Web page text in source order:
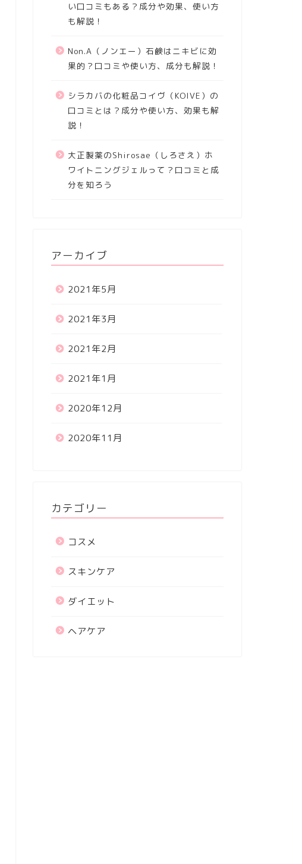
い口コミもある？成分や効果、使い方
も解説！
Non.A（ノンエー）石鹸はニキビに効
果的？口コミや使い方、成分も解説！
シラカバの化粧品コイヴ（KOIVE）の
口コミとは？成分や使い方、効果も解
説！
大正製薬のShirosae（しろさえ）ホ
ワイトニングジェルって？口コミと成
分を知ろう
アーカイブ
2021年5月
2021年3月
2021年2月
2021年1月
2020年12月
2020年11月
カテゴリー
コスメ
スキンケア
ダイエット
ヘアケア